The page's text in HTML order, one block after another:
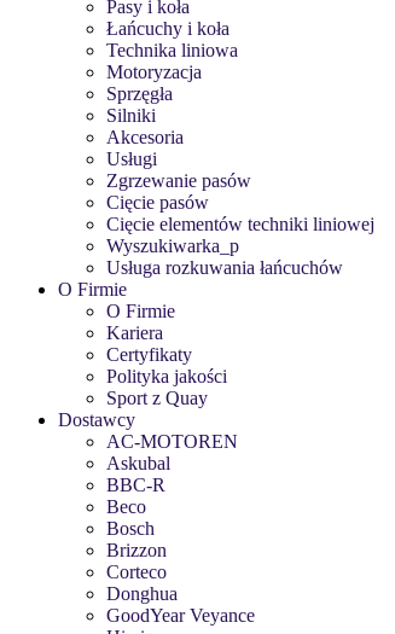
Pasy i koła
Łańcuchy i koła
Technika liniowa
Motoryzacja
Sprzęgła
Silniki
Akcesoria
Usługi
Zgrzewanie pasów
Cięcie pasów
Cięcie elementów techniki liniowej
Wyszukiwarka_p
Usługa rozkuwania łańcuchów
O Firmie
O Firmie
Kariera
Certyfikaty
Polityka jakości
Sport z Quay
Dostawcy
AC-MOTOREN
Askubal
BBC-R
Beco
Bosch
Brizzon
Corteco
Donghua
GoodYear Veyance